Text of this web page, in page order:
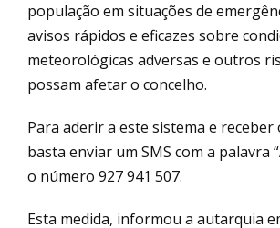
população em situações de
avisos rápidos e eficazes sobre
meteorológicas adversas e outros
possam afetar o concelho.
Para aderir a este sistema e receber
basta enviar um SMS com a palavra
o número 927 941 507.
Esta medida, informou a autarquia